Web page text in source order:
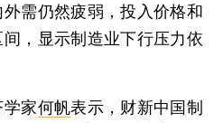
需仍然疲弱，投入价格和
，显示制造业下行压力依
家何帆表示，财新中国制